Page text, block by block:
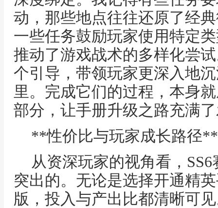
动，那些地点往往还原了经
一些任务鼓励玩家使用特定
推动了游戏战术的多样化尝
个引导，带领玩家更深入地
里。完成它们的过程，本身
部分，让手册升级之路充满
**性价比与玩家成长路径**
从资深玩家的视角看，
突出的。无论是选择开通精
版，投入与产出比都清晰可